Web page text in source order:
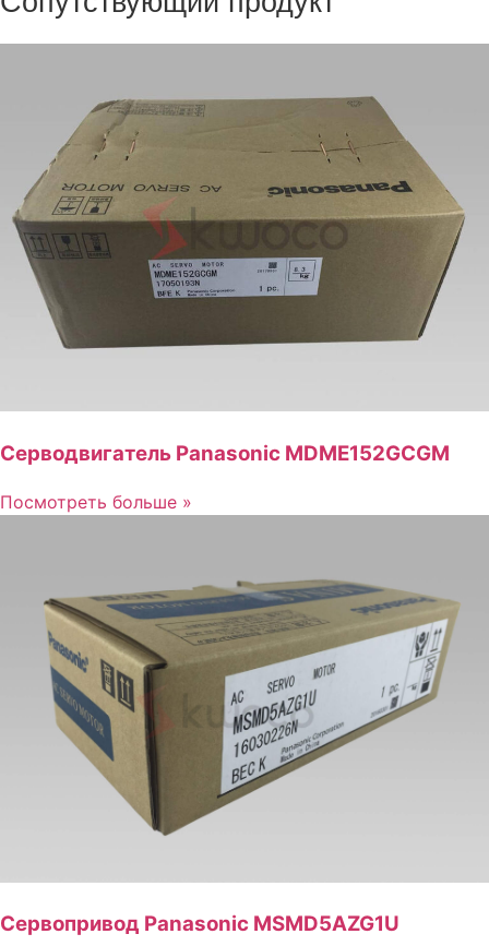
Серводвигатель Panasonic MDME152GCGM
Посмотреть больше »
Сервопривод Panasonic MSMD5AZG1U